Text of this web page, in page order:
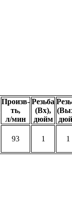
Произв-
ть,
л/мин
Резьба
(Вх),
дюйм
93 1 1